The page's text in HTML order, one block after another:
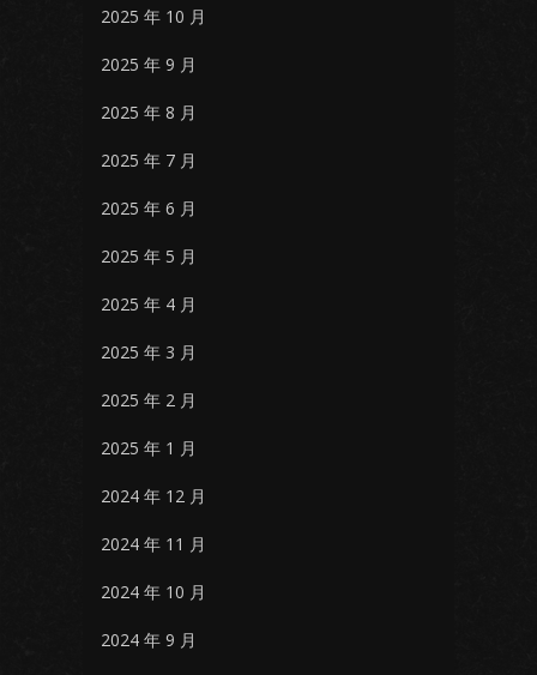
2025 年 10 月
2025 年 9 月
2025 年 8 月
2025 年 7 月
2025 年 6 月
2025 年 5 月
2025 年 4 月
2025 年 3 月
2025 年 2 月
2025 年 1 月
2024 年 12 月
2024 年 11 月
2024 年 10 月
2024 年 9 月